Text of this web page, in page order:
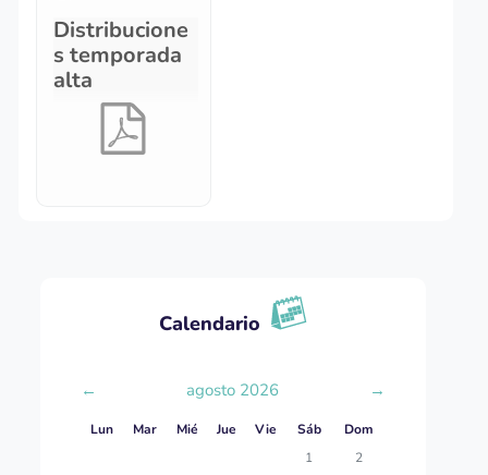
Distribucione
s temporada
alta
Calendario
← agosto 2026 →
Lunes
Lun Martes
Mar Miércoles
Mié Jueves
Jue Viernes
Vie Sábado
Sáb Domingo
Dom
Sin eventos, sábado, 1 agosto
1 Sin eventos,
2